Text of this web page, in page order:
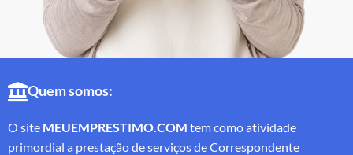
Quem somos:
O site MEUEMPRESTIMO.COM tem como atividade
primordial a prestação de serviços de Correspondente